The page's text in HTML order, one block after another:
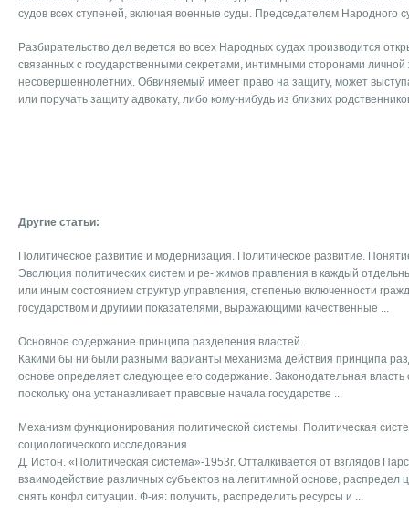
судов всех ступеней, включая военные суды. Председателем Народного
Разбирательство дел ведется во всех Народных судах производится
связанных с государственными секретами, интимными сторонами
несовершеннолетних. Обвиняемый имеет право на защиту, может
или поручать защиту адвокату, либо кому-нибудь из близких
Другие статьи:
Политическое развитие и модернизация. Политическое развитие.
Эволюция политических систем и ре- жимов правления в каждый
или иным состоянием структур управления, степенью включенности
государством и другими показателями, выражающими качественные ...
Основное содержание принципа разделения властей.
Какими бы ни были разными варианты механизма действия принципа
основе определяет следующее его содержание. Законодательная власть
поскольку она устанавливает правовые начала государстве ...
Механизм функционирования политической системы. Политическая
социологического исследования.
Д. Истон. «Политическая система»-1953г. Отталкивается от взглядов
взаимодействие различных субъектов на легитимной основе, распредел
снять конфл ситуации. Ф-ия: получить, распределить ресурсы и ...